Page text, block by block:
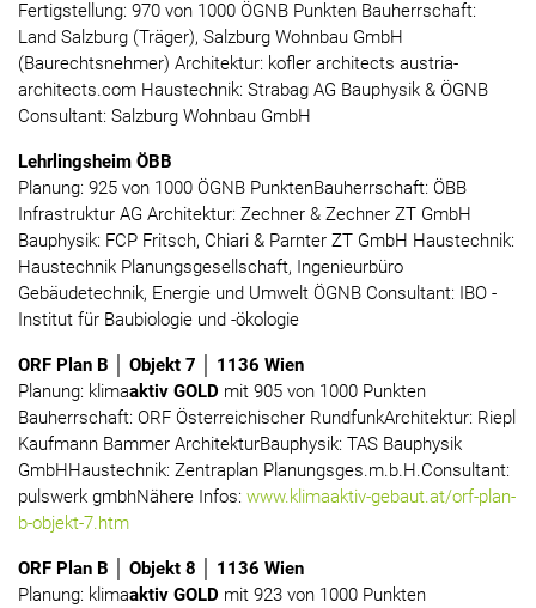
Fertigstellung: 970 von 1000 ÖGNB Punkten Bauherrschaft:
Land Salzburg (Träger), Salzburg Wohnbau GmbH
(Baurechtsnehmer) Architektur: kofler architects austria-
architects.com Haustechnik: Strabag AG Bauphysik & ÖGNB
Consultant: Salzburg Wohnbau GmbH
Lehrlingsheim ÖBB
Planung: 925 von 1000 ÖGNB PunktenBauherrschaft: ÖBB
Infrastruktur AG Architektur: Zechner & Zechner ZT GmbH
Bauphysik: FCP Fritsch, Chiari & Parnter ZT GmbH Haustechnik:
Haustechnik Planungsgesellschaft, Ingenieurbüro
Gebäudetechnik, Energie und Umwelt ÖGNB Consultant: IBO -
Institut für Baubiologie und -ökologie
ORF Plan B │ Objekt 7 │ 1136 Wien
Planung: klimaaktiv GOLD mit 905 von 1000 Punkten
Bauherrschaft: ORF Österreichischer RundfunkArchitektur: Riepl
Kaufmann Bammer ArchitekturBauphysik: TAS Bauphysik
GmbHHaustechnik: Zentraplan Planungsges.m.b.H.Consultant:
pulswerk gmbhNähere Infos: www.klimaaktiv-gebaut.at/orf-plan-
b-objekt-7.htm
ORF Plan B │ Objekt 8 │ 1136 Wien
Planung: klimaaktiv GOLD mit 923 von 1000 Punkten